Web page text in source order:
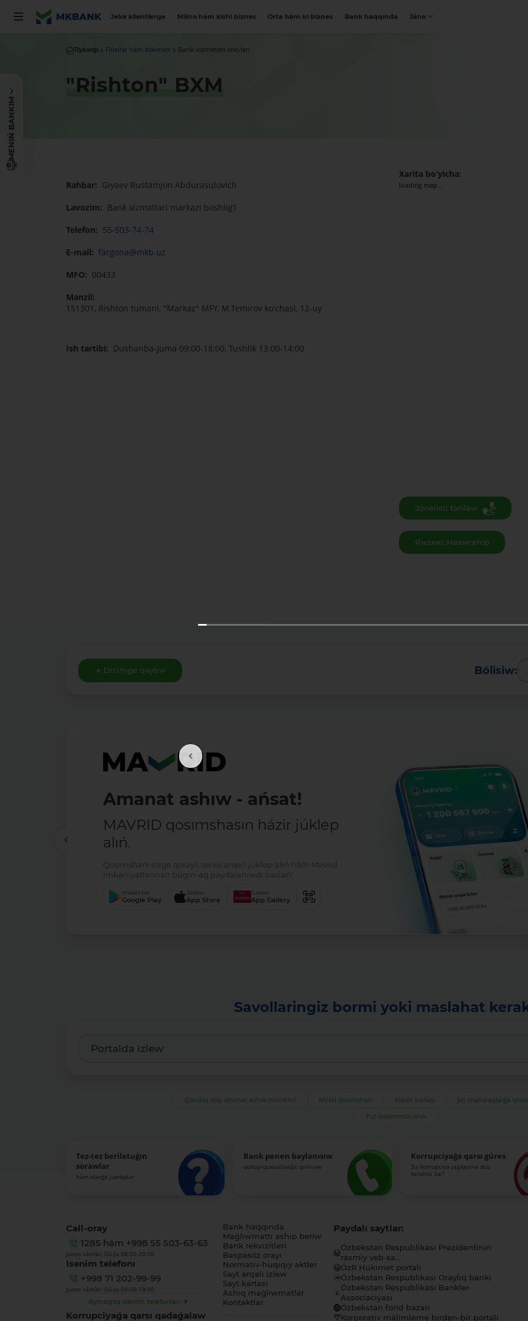
Jeke klientlerge Mikro hám kishi biznes Orta hám iri biznes Bank haqqında Jáne
MENIŃ BANKIM
Tiykarǵı Filiallar hám bólimler Bank xizmetleri orayları
"Rishton" BXM
Rahbar: Giyaev Rustamjon Abdurasulovich
Lavozim: Bank xizmatlari markazi boshlig‘i
Telefon: 55-503-74-74
E-mail: fargona@mkb.uz
MFO: 00433
Manzil:
151301, Rishton tumani, "Markaz" MFY, M.Temirov koʻchasi, 12-uy
Ish tartibi: Dushanba-Juma 09:00-18:00, Tushlik 13:00-14:00
Xarita bo‘yicha:
loading map...
Jónelisti tańlaw
Яндекс.Навигатор
Dizimge qaytıw Bólisiw:
Amanat ashıw - ańsat!
MAVRID qosımshasın házir júklep
alıń.
Qosımshanı sizge qolaylı servis arqalı júklep alıń hám Mavrid
imkaniyatlarınan búgin-aq paydalanıwdı baslań!:
Imkani bar
Google Play
Júklew
App Store
Júklew
App Gallery
Savollaringiz bormi yoki maslahat
Qanday etip amanat ashıw múmkin? Mobil qosımshası Kredit kartası Jas shańaraqlarǵa
Pul ótkermesin alıw
Tez-tez beriletuǵın
sorawlar
hám olarǵa juwaplar
Bank penen baylanısıw
qollap-quwatlawǵa qońıraw
Korrupciyaǵa qarsı gúres
Siz korrupciya jaǵdayına dus
keldiniz be?
Call-oray
1285 hám +998 55 503-63-63
Jumıs tártibi: Dú-Ju 08:00-20:00
Isenim telefonı
+998 71 202-99-99
Jumıs tártibi: Dú-Ju 09:00-18:00
Aymaqlıq isenim telefonları
Korrupciyaǵa qarsı qadaǵalaw
Bank haqqında
Maǵlıwmattı ashıp beriw
Bank rekvizitleri
Baspasóz orayı
Normativ-huqıqıy aktler
Sayt arqalı izlew
Sayt kartası
Ashıq maǵlıwmatlar
Kontaktlar
Paydalı saytlar:
Ózbekstan Respublikası Prezidentinin
rásmiy veb-sa...
ÓzR Húkimet portalı
Ózbekstan Respublikası Oraylıq banki
Ózbekstan Respublikası Bankler
Associaciyası
Ózbekstan fond bazarı
Korporativ málimleme birden-bir portalı